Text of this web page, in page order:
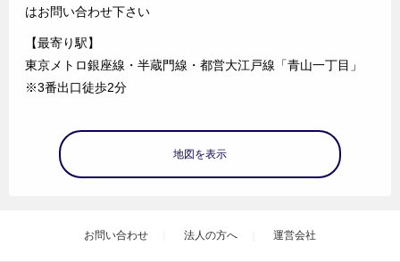
はお問い合わせ下さい
【最寄り駅】
東京メトロ銀座線・半蔵門線・都営大江戸線「青山一丁目」
※3番出口徒歩2分
地図を表示
お問い合わせ 法人の方へ 運営会社